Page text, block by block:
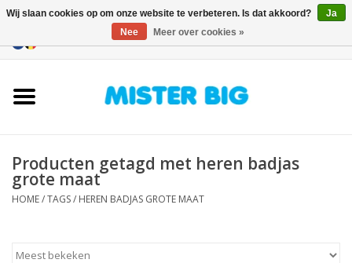
Onze Winkel
BLOGS
Producten getagd met heren badjas
grote maat
HOME/TAGS/ HEREN BADJAS GROTE MAAT
Wij slaan cookies op om onze website te verbeteren. Is dat akkoord?
Ja
Nee
Meer over cookies »